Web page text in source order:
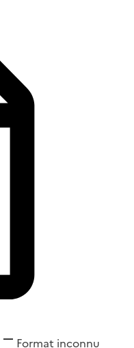
Format inconnu